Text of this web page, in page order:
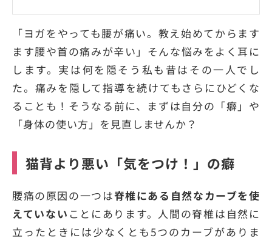
「ヨガをやっても腰が痛い。教え始めてからます
ます腰や首の痛みが辛い」そんな悩みをよく耳に
します。実は何を隠そう私も昔はその一人でし
た。痛みを隠して指導を続けてもさらにひどくな
ることも！そうなる前に、まずは自分の「癖」や
「身体の使い方」を見直しませんか？
猫背より悪い「気をつけ！」の癖
腰痛の原因の一つは脊椎にある自然なカーブを使
えていない ことにあります。人間の脊椎は自然に
立ったときには少なくとも5つのカーブがありま